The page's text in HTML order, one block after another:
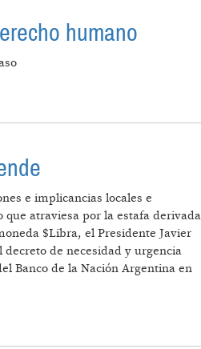
humano
e implicancias locales e
que atraviesa por la estafa derivada
$Libra, el Presidente Javier
de necesidad y urgencia
Banco de la Nación Argentina en